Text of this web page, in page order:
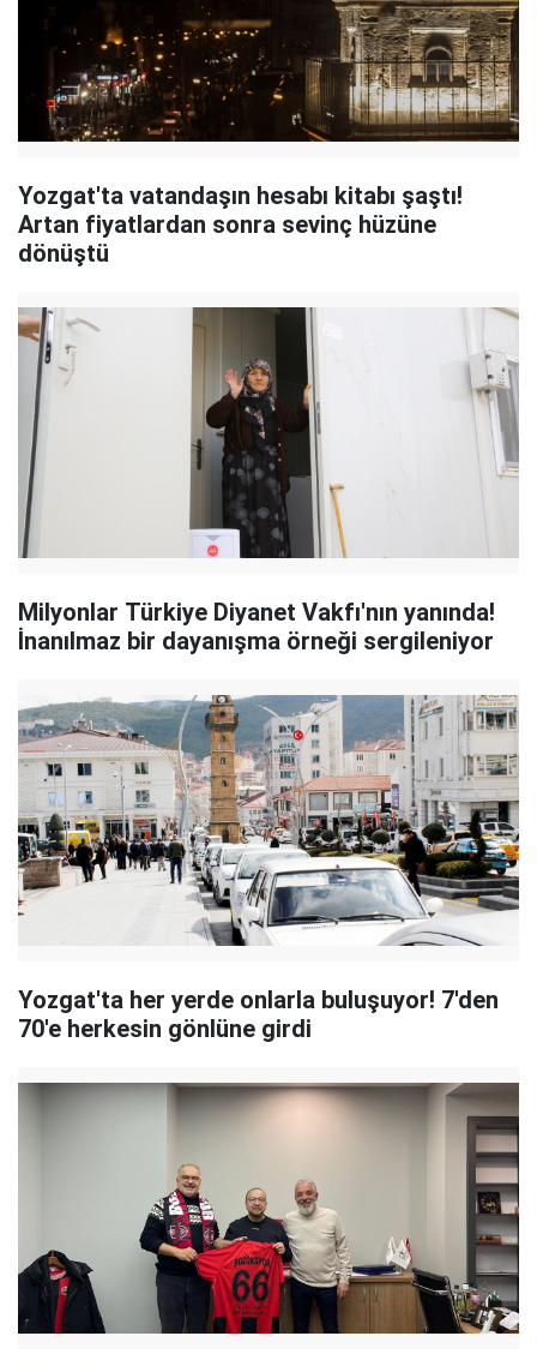
Yozgat'ta vatandaşın hesabı kitabı şaştı!
Artan fiyatlardan sonra sevinç hüzüne
dönüştü
Milyonlar Türkiye Diyanet Vakfı'nın yanında!
İnanılmaz bir dayanışma örneği sergileniyor
Yozgat'ta her yerde onlarla buluşuyor! 7'den
70'e herkesin gönlüne girdi